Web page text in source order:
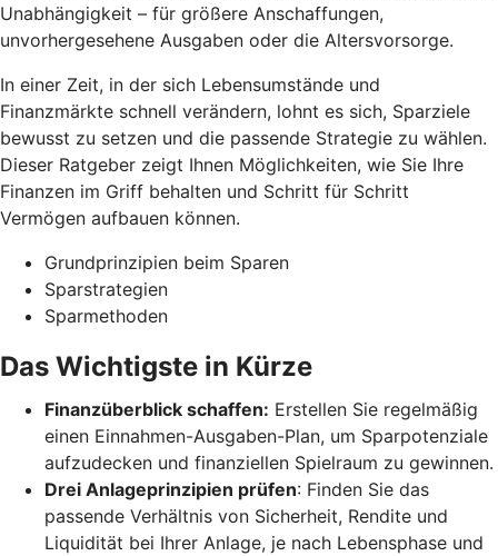
Unabhängigkeit – für größere Anschaffungen,
unvorhergesehene Ausgaben oder die Altersvorsorge.
In einer Zeit, in der sich Lebensumstände und
Finanzmärkte schnell verändern, lohnt es sich, Sparziele
bewusst zu setzen und die passende Strategie zu wählen.
Dieser Ratgeber zeigt Ihnen Möglichkeiten, wie Sie Ihre
Finanzen im Griff behalten und Schritt für Schritt
Vermögen aufbauen können.
Grundprinzipien beim Sparen
Sparstrategien
Sparmethoden
Das Wichtigste in Kürze
Finanzüberblick schaffen: Erstellen Sie regelmäßig
einen Einnahmen-Ausgaben-Plan, um Sparpotenziale
aufzudecken und finanziellen Spielraum zu gewinnen.
Drei Anlageprinzipien prüfen: Finden Sie das
passende Verhältnis von Sicherheit, Rendite und
Liquidität bei Ihrer Anlage, je nach Lebensphase und